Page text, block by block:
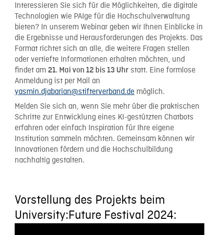
Interessieren Sie sich für die Möglichkeiten, die digitale
Technologien wie PAIge für die Hochschulverwaltung
bieten? In unserem Webinar geben wir Ihnen Einblicke in
die Ergebnisse und Herausforderungen des Projekts. Das
Format richtet sich an alle, die weitere Fragen stellen
oder vertiefte Informationen erhalten möchten, und
findet am 21. Mai von 12 bis 13 Uhr statt. Eine formlose
Anmeldung ist per Mail an
yasmin.djabarian@stifterverband.de möglich.
Melden Sie sich an, wenn Sie mehr über die praktischen
Schritte zur Entwicklung eines KI-gestützten Chatbots
erfahren oder einfach Inspiration für Ihre eigene
Institution sammeln möchten. Gemeinsam können wir
Innovationen fördern und die Hochschulbildung
nachhaltig gestalten.
Vorstellung des Projekts beim
University:Future Festival 2024: